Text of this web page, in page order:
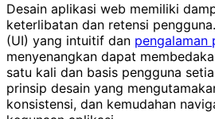
Desain aplikasi web memiliki
keterlibatan dan retensi
(UI) yang intuitif dan pengalaman
menyenangkan dapat
satu kali dan basis pengguna
prinsip desain yang
konsistensi, dan kemudahan